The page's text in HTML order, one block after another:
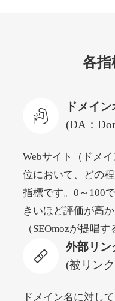
DA53 外部リンク数
dog-life-
ジャンルその他
外部リンク数
入札 0件
各指
ドメイ
(DA：
Webサイト（ドメ
位において、どの
指標です。0～100
きいほど評価が高
（SEOmozが提唱す
外部リン
(被リン
ドメイン名に対し